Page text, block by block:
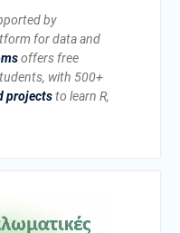
by
for data and
offers free
with 500+
projectsto learn R,